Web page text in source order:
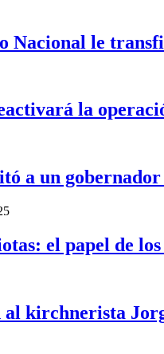
Nacional le
la
a un
el papel de
al kirchnerista